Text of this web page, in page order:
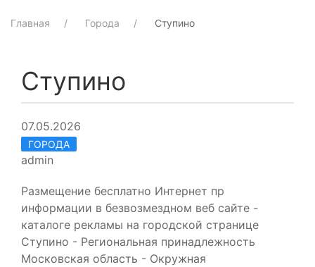
Главная Города Ступино
Ступино
07.05.2026
ГОРОДА
admin
Размещение бесплатно Интернет пр
информации в безвозмездном веб сайте -
каталоге рекламы на городской странице
Ступино - Региональная принадлежность
Московская область - Окружная